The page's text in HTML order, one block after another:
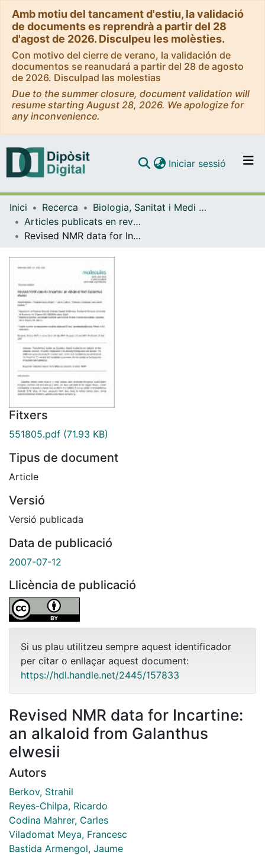
Amb motiu del tancament d'estiu, la validació
de documents es reprendrà a partir del 28
d'agost de 2026. Disculpeu les molèsties.
Con motivo del cierre de verano, la validación de
documentos se reanudará a partir del 28 de agosto
de 2026. Disculpad las molestias
Due to the summer closure, document validation will
resume starting August 28, 2026. We apologize for
any inconvenience.
Navega per tot el DD
Com publicar
Iniciar sessió (current)
Inici Recerca
Biologia, Sanitat i Medi Ambient
Articles publicats en revistes (Biologia, Sanitat i Medi Ambient)
Revised NMR data for Incartine: an alkaloid from Galanthus elwesii
Fitxers
551805.pdf (71.93 KB)
Tipus de document
Article
Versió
Versió publicada
Data de publicació
2007-07-12
Llicència de publicació
Si us plau utilitzeu sempre aquest identificador
per citar o enllaçar aquest document:
https://hdl.handle.net/2445/157833
Revised NMR data for Incartine:
an alkaloid from Galanthus
elwesii
Autors
Berkov, Strahil
Reyes-Chilpa, Ricardo
Codina Mahrer, Carles
Viladomat Meya, Francesc
Bastida Armengol, Jaume